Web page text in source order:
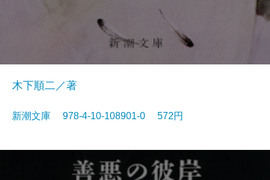
木下順二／著
新潮文庫 978-4-10-108901-0 572円